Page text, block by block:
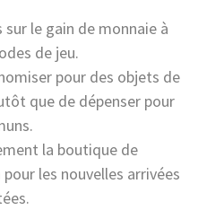
sur le gain de monnaie à
de jeu.
pour des objets de
que de dépenser pour
la boutique de
les nouvelles arrivées